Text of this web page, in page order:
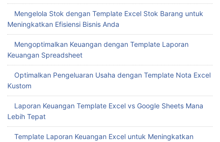
Mengelola Stok dengan Template Excel Stok Barang untuk
Meningkatkan Efisiensi Bisnis Anda
Mengoptimalkan Keuangan dengan Template Laporan
Keuangan Spreadsheet
Optimalkan Pengeluaran Usaha dengan Template Nota Excel
Kustom
Laporan Keuangan Template Excel vs Google Sheets Mana
Lebih Tepat
Template Laporan Keuangan Excel untuk Meningkatkan